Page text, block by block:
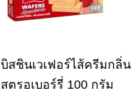
บิสชินเวเฟอร์ไส้ครีมกลิ่น
สตรอเบอร์รี่ 100 กรัม